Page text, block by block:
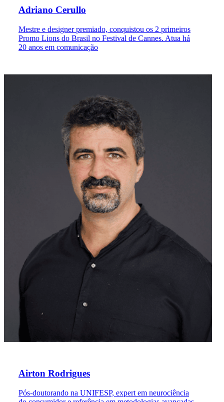
Adriano Cerullo
Mestre e designer premiado, conquistou os 2 primeiros
Promo Lions do Brasil no Festival de Cannes. Atua há
20 anos em comunicação
Airton Rodrigues
Pós-doutorando na UNIFESP, expert em neurociência